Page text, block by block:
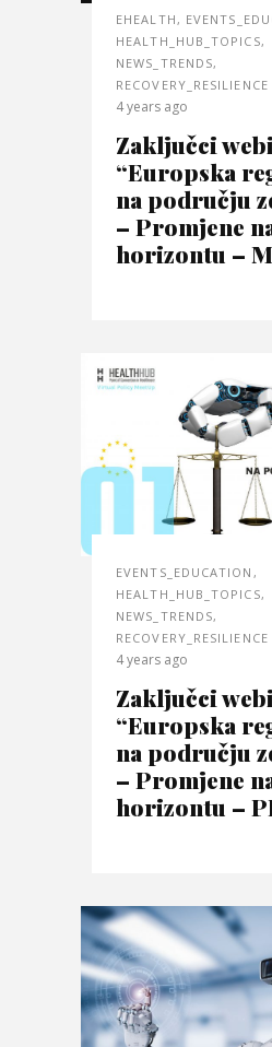
EHEALTH,
HEALTH_HUB_TOPICS,
NEWS_TRENDS,
RECOVERY_RESILIENCE
4 years ago
Zaključci
“Europska
na području
– Promjene
horizontu –
EVENTS_EDUCATION ,
HEALTH_HUB_TOPICS,
NEWS_TRENDS,
RECOVERY_RESILIENCE
4 years ago
Zaključci
“Europska
na području
– Promjene
horizontu –